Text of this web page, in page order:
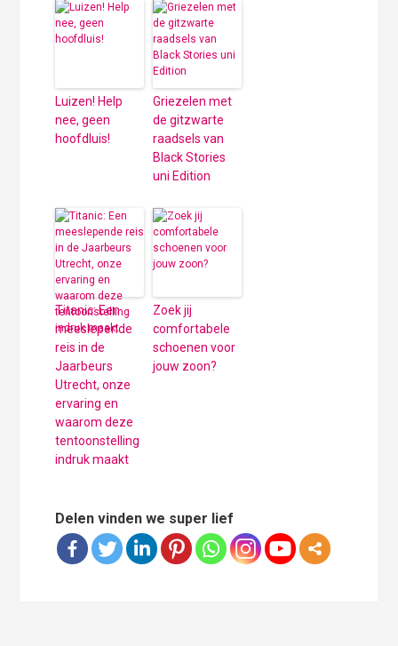
Luizen! Help
nee, geen
hoofdluis!
Griezelen met
de gitzwarte
raadsels van
Black Stories
uni Edition
Titanic: Een
meeslepende
reis in de
Jaarbeurs
Utrecht, onze
ervaring en
waarom deze
tentoonstelling
indruk maakt
Zoek jij
comfortabele
schoenen voor
jouw zoon?
Delen vinden we super lief